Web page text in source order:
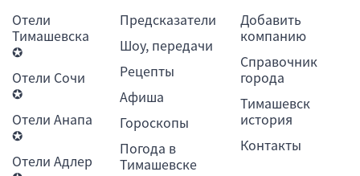
Отели
Тимашевска
✪
Отели Сочи
✪
Отели Анапа
✪
Отели Адлер
Предсказатели
Шоу, передачи
Рецепты
Афиша
Гороскопы
Погода в
Тимашевске
Добавить
компанию
Справочник
города
Тимашевск
история
Контакты